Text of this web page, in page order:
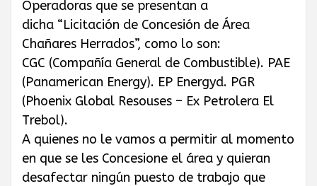
Operadoras que se presentan a
dicha “Licitación de Concesión de Área
Chañares Herrados”, como lo son:
CGC (Compañía General de Combustible). PAE
(Panamerican Energy). EP Energyd. PGR
(Phoenix Global Resouses – Ex Petrolera El
Trebol).
A quienes no le vamos a permitir al momento
en que se les Concesione el área y quieran
desafectar ningún puesto de trabajo que